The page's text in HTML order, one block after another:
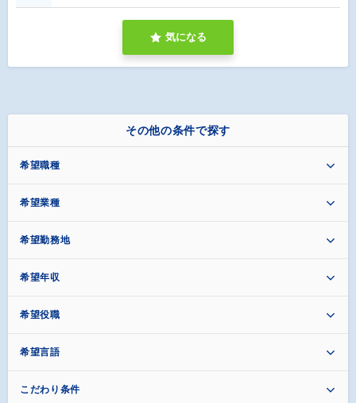
気になる
その他の条件で探す
希望職種
希望業種
希望勤務地
希望年収
希望役職
希望言語
こだわり条件